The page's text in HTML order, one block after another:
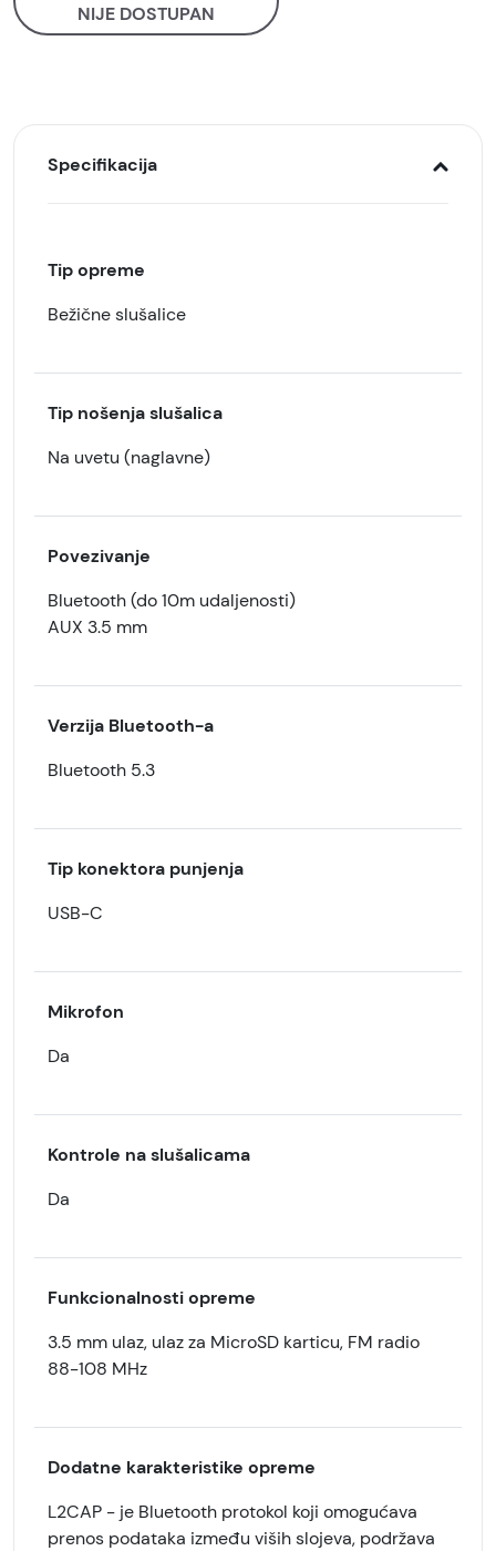
NIJE DOSTUPAN
Specifikacija
Tip opreme
Bežične slušalice
Tip nošenja slušalica
Na uvetu (naglavne)
Povezivanje
Bluetooth (do 10m udaljenosti)
AUX 3.5 mm
Verzija Bluetooth-a
Bluetooth 5.3
Tip konektora punjenja
USB-C
Mikrofon
Da
Kontrole na slušalicama
Da
Funkcionalnosti opreme
3.5 mm ulaz, ulaz za MicroSD karticu, FM radio
88-108 MHz
Dodatne karakteristike opreme
L2CAP - je Bluetooth protokol koji omogućava
prenos podataka između viših slojeva, podržava